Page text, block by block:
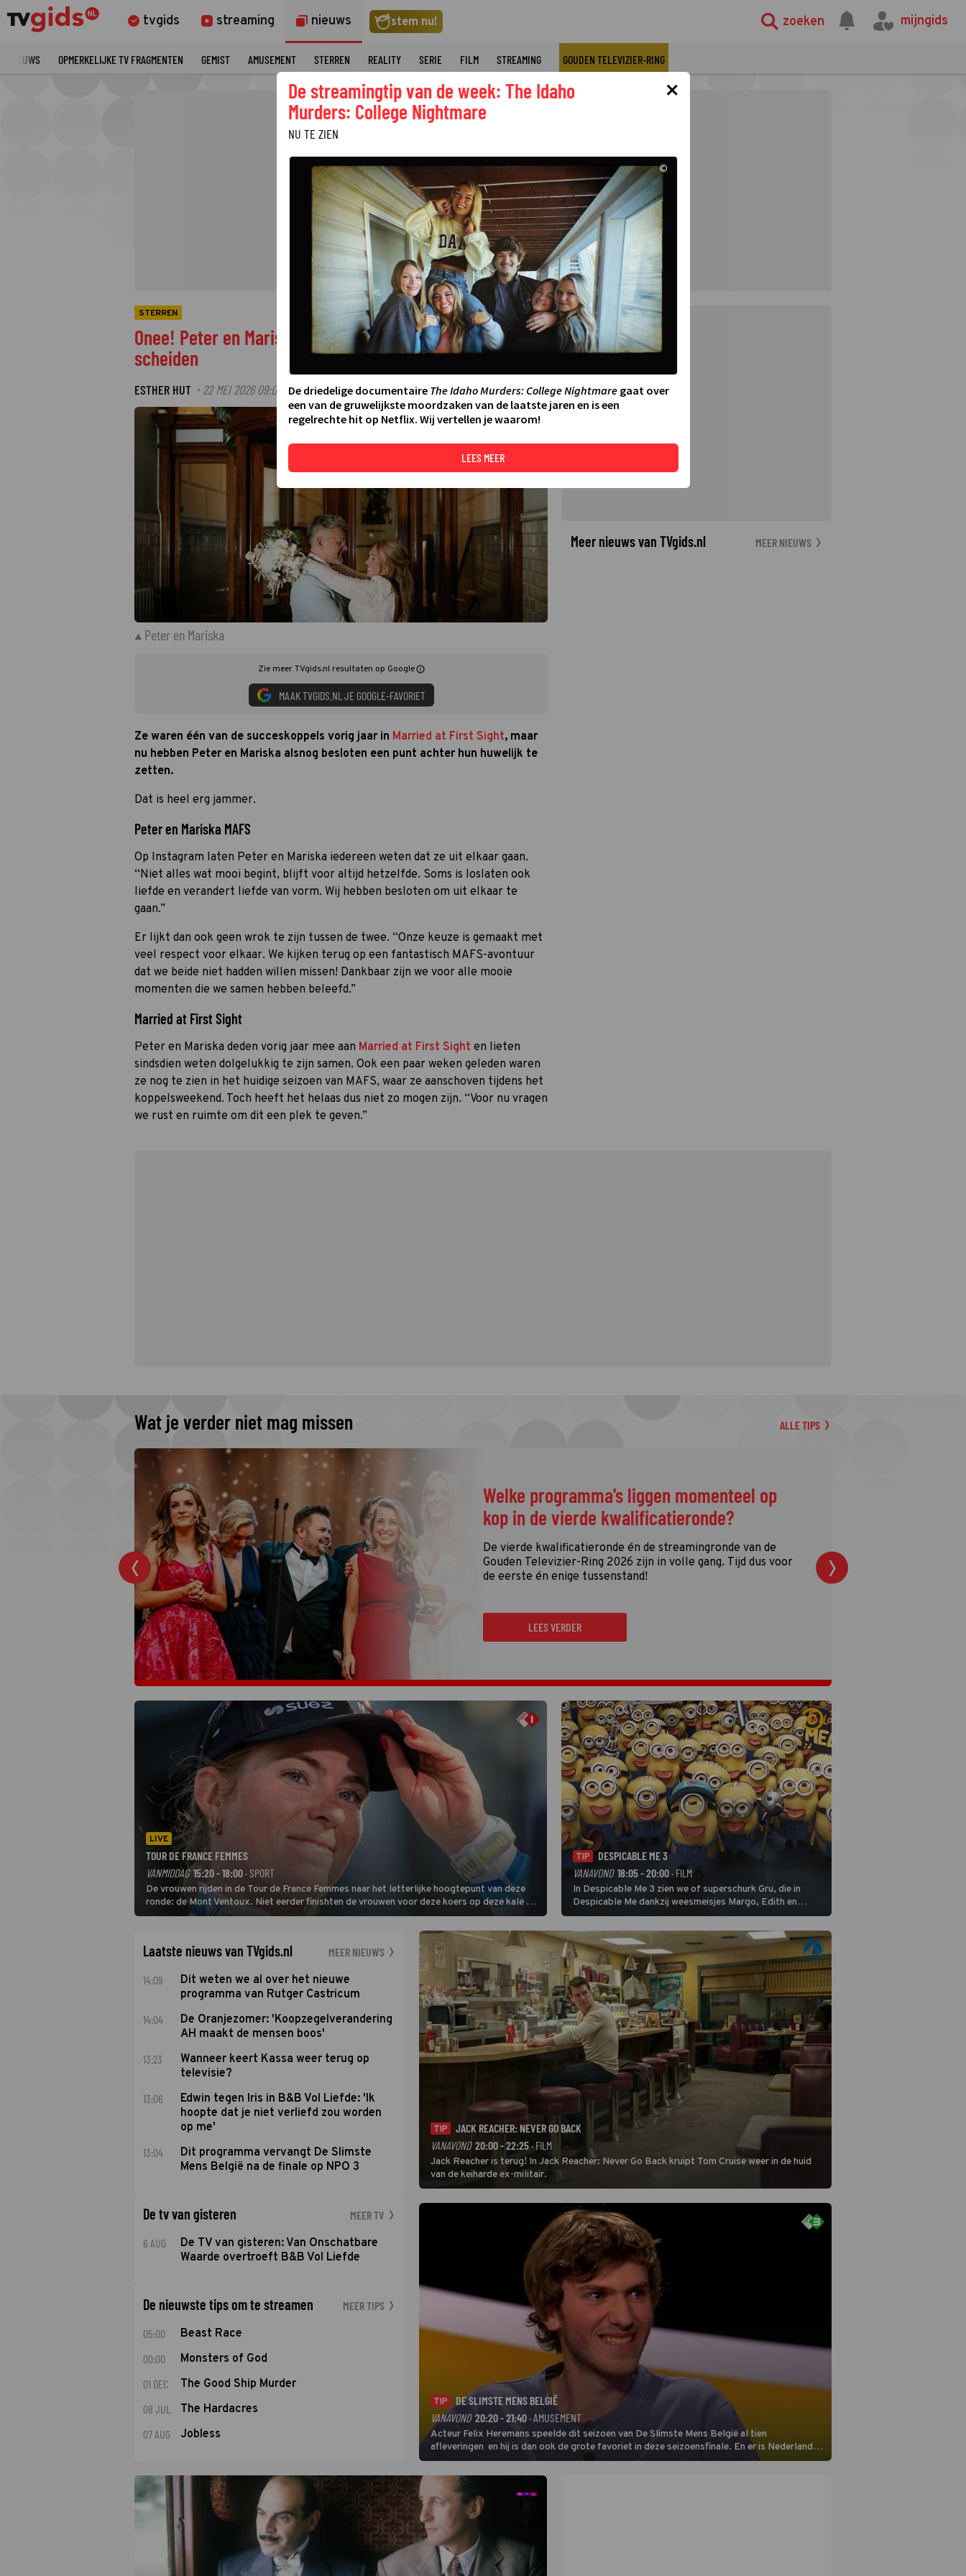
tvgids streaming nieuws stem nu! zoeken mijngids
NIEUWS OPMERKELIJKE TV FRAGMENTEN GEMIST AMUSEMENT STERREN REALITY SERIE FILM STREAMING GOUDEN TELEVIZIER-RING
STERREN
Onee! Peter en Mariska uit Married at First Sight gaan
scheiden
ESTHER HUT · 22 MEI 2026 09:05
©
Peter en Mariska
Zie meer TVgids.nl resultaten op Google
MAAK TVGIDS.NL JE GOOGLE-FAVORIET
Ze waren één van de succeskoppels vorig jaar in Married at First Sight, maar
nu hebben Peter en Mariska alsnog besloten een punt achter hun huwelijk te
zetten.
Dat is heel erg jammer.
Peter en Mariska MAFS
Op Instagram laten Peter en Mariska iedereen weten dat ze uit elkaar gaan.
“Niet alles wat mooi begint, blijft voor altijd hetzelfde. Soms is loslaten ook
liefde en verandert liefde van vorm. Wij hebben besloten om uit elkaar te
gaan.”
Er lijkt dan ook geen wrok te zijn tussen de twee. “Onze keuze is gemaakt met
veel respect voor elkaar. We kijken terug op een fantastisch MAFS-avontuur
dat we beide niet hadden willen missen! Dankbaar zijn we voor alle mooie
momenten die we samen hebben beleefd.”
Married at First Sight
Peter en Mariska deden vorig jaar mee aan Married at First Sight en lieten
sindsdien weten dolgelukkig te zijn samen. Ook een paar weken geleden waren
ze nog te zien in het huidige seizoen van MAFS, waar ze aanschoven tijdens het
koppelsweekend. Toch heeft het helaas dus niet zo mogen zijn. “Voor nu vragen
we rust en ruimte om dit een plek te geven.”
Meer nieuws van TVgids.nl MEER NIEUWS
Wat je verder niet mag missen ALLE TIPS
Welke programma's liggen momenteel op
kop in de vierde kwalificatieronde?
De vierde kwalificatieronde én de streamingronde van de
Gouden Televizier-Ring 2026 zijn in volle gang. Tijd dus voor
de eerste én enige tussenstand!
LEES VERDER
LIVE
TOUR DE FRANCE FEMMES
VANMIDDAG 15:20 - 18:00 · SPORT
De vrouwen rijden in de Tour de France Femmes naar het letterlijke hoogtepunt van deze
ronde: de Mont Ventoux. Niet eerder finishten de vrouwen voor deze koers op deze kale col
uit de buitencategorie. De aanloop naar de slotklim is vlak.
TIP
DESPICABLE ME 3
VANAVOND 18:05 - 20:00 · FILM
In Despicable Me 3 zien we of superschurk Gru, die in
Despicable Me dankzij weesmeisjes Margo, Edith en
Agnes de overstap naar het rechte pad maakte, ook op
dat pad weet te blijven.
Laatste nieuws van TVgids.nl MEER NIEUWS
14:09
Dit weten we al over het nieuwe
programma van Rutger Castricum
14:04
De Oranjezomer: 'Koopzegelverandering
AH maakt de mensen boos'
13:23
Wanneer keert Kassa weer terug op
televisie?
13:06
Edwin tegen Iris in B&B Vol Liefde: 'Ik
hoopte dat je niet verliefd zou worden
op me'
13:04
Dit programma vervangt De Slimste
Mens België na de finale op NPO 3
De tv van gisteren MEER TV
6 AUG
De TV van gisteren: Van Onschatbare
Waarde overtroeft B&B Vol Liefde
De nieuwste tips om te streamen MEER TIPS
05:00 Beast Race
00:00 Monsters of God
01 DEC The Good Ship Murder
08 JUL The Hardacres
07 AUG Jobless
TIP
JACK REACHER: NEVER GO BACK
VANAVOND 20:00 - 22:25· FILM
Jack Reacher is terug! In Jack Reacher: Never Go Back kruipt Tom Cruise weer in de huid
van de keiharde ex-militair.
TIP
DE SLIMSTE MENS BELGIË
VANAVOND 20:20 - 21:40 · AMUSEMENT
Acteur Felix Heremans speelde dit seizoen van De Slimste Mens België al tien
afleveringen en hij is dan ook de grote favoriet in deze seizoensfinale. En er is Nederlandse
inbreng, want komiek Soundos El Ahmadi neemt plaats aan de jurytafel.
×
De streamingtip van de week: The Idaho
Murders: College Nightmare
NU TE ZIEN
©
De driedelige documentaire The Idaho Murders: College Nightmaregaat over
een van de gruwelijkste moordzaken van de laatste jaren en is een
regelrechte hit op Netflix. Wij vertellen je waarom!
LEES MEER